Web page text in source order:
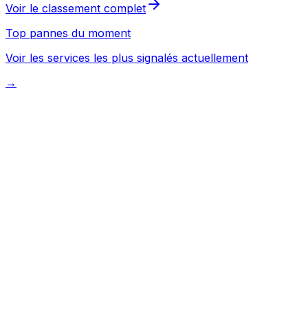
Voir le classement complet
Top pannes du moment
Voir les services les plus signalés actuellement
→